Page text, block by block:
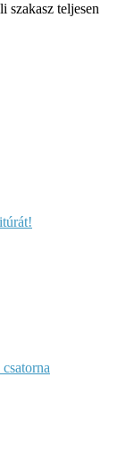
szakasz teljesen